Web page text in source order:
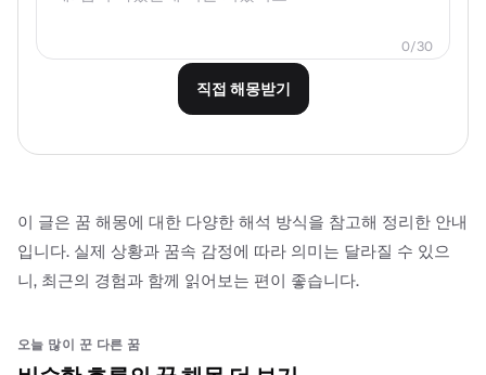
0/30
직접 해몽받기
이 글은 꿈 해몽에 대한 다양한 해석 방식을 참고해 정리한 안내
입니다. 실제 상황과 꿈속 감정에 따라 의미는 달라질 수 있으
니, 최근의 경험과 함께 읽어보는 편이 좋습니다.
오늘 많이 꾼 다른 꿈